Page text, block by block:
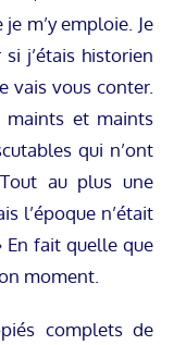
m’y emploie. Je
j’étais historien
vais vous conter.
maints et maints
qui n’ont
au plus une
l’époque n’était
fait quelle que
moment.
complets de